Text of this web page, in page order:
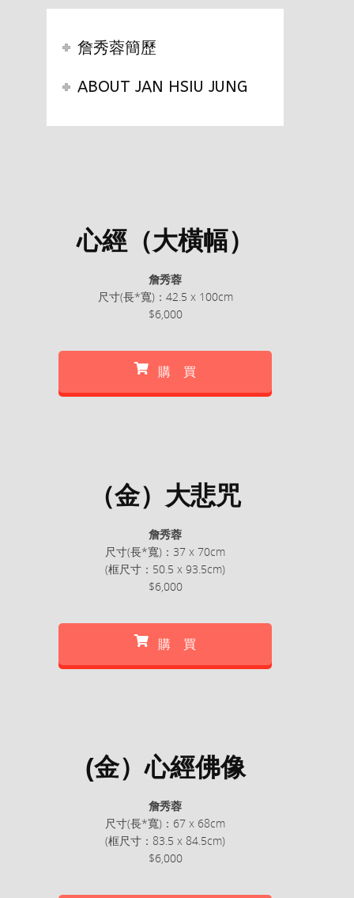
詹秀蓉簡歷
ABOUT JAN HSIU JUNG
心經（大橫幅）
詹秀蓉
尺寸(長*寬)：42.5 x 100cm
$6,000
購 買
（金）大悲咒
詹秀蓉
尺寸(長*寬)：37 x 70cm
(框尺寸：50.5 x 93.5cm)
$6,000
購 買
(金）心經佛像
詹秀蓉
尺寸(長*寬)：67 x 68cm
(框尺寸：83.5 x 84.5cm)
$6,000